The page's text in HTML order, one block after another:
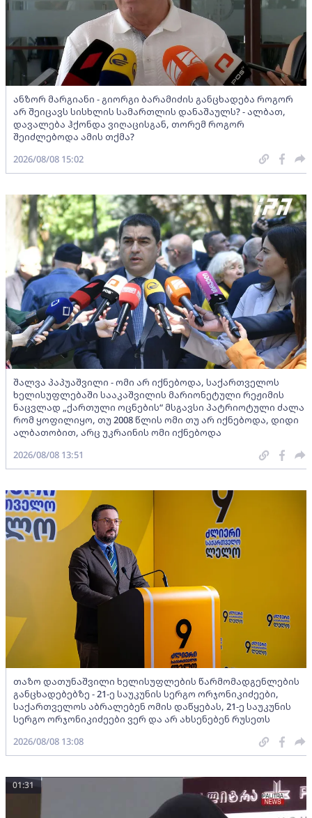
ანზორ მარგიანი - გიორგი ბარამიძის განცხადება როგორ
არ შეიცავს სისხლის სამართლის დანაშაულს? - ალბათ,
დავალება ჰქონდა ვიღაცისგან, თორემ როგორ
შეიძლებოდა ამის თქმა?
2026/08/08 15:02
შალვა პაპუაშვილი - ომი არ იქნებოდა, საქართველოს
ხელისუფლებაში სააკაშვილის მარიონეტული რეჟიმის
ნაცვლად „ქართული ოცნების“ მსგავსი პატრიოტული ძალა
რომ ყოფილიყო, თუ 2008 წლის ომი თუ არ იქნებოდა, დიდი
ალბათობით, არც უკრაინის ომი იქნებოდა
2026/08/08 13:51
თაზო დათუნაშვილი ხელისუფლების წარმომადგენლების
განცხადებებზე - 21-ე საუკუნის სერგო ორჯონიკიძეები,
საქართველოს აბრალებენ ომის დაწყებას, 21-ე საუკუნის
სერგო ორჯონიკიძეები ვერ და არ ახსენებენ რუსეთს
2026/08/08 13:08
01:31